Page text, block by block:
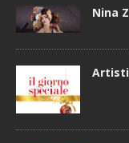
Nina
Artisti